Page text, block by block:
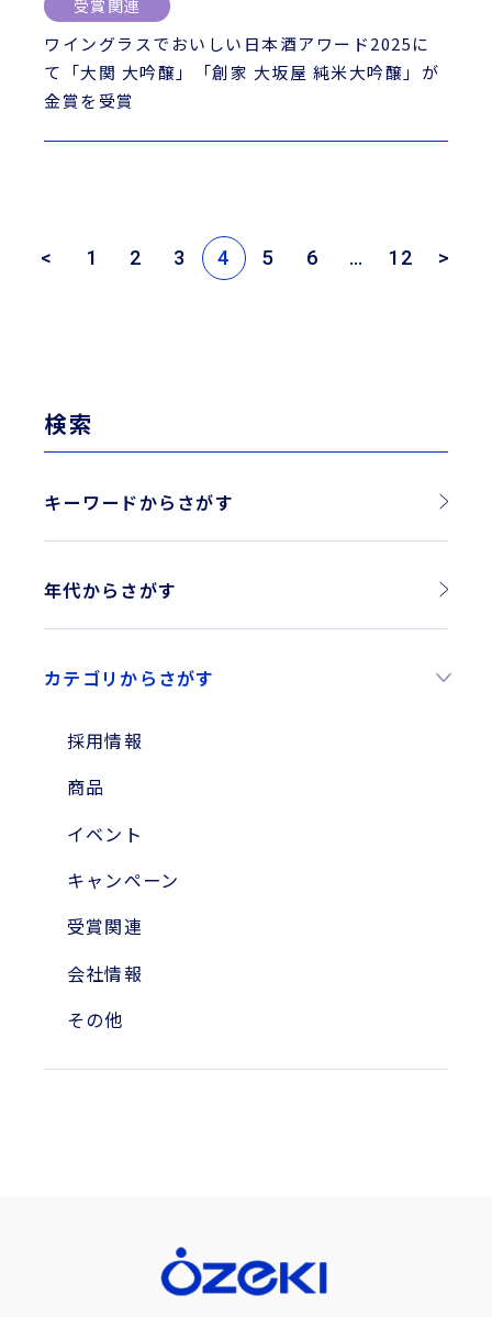
検索
キーワードからさがす
年代からさがす
2025年
2024年
2023年
2010年
2004年
カテゴリからさがす
採用情報
商品
イベント
キャンペーン
受賞関連
会社情報
その他
受賞関連
ワイングラスでおいしい日本酒アワード2025に
て「大関 大吟醸」「創家 大坂屋 純米大吟醸」が
金賞を受賞
< 1 2 3 4 5 6 … 12 >